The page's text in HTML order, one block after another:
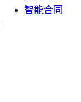
智能合同